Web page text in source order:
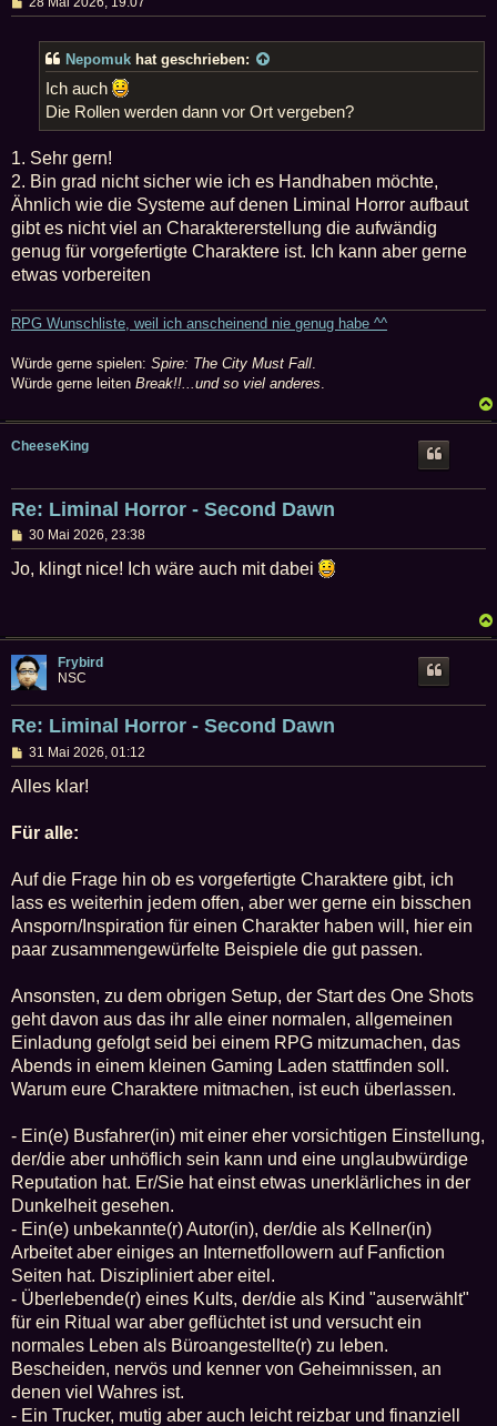
e
Nepomuk hat geschrieben:
Ich auch
Die Rollen werden dann vor Ort vergeben?
1. Sehr gern!
2. Bin grad nicht sicher wie ich es Handhaben möchte,
Ähnlich wie die Systeme auf denen Liminal Horror aufbaut
gibt es nicht viel an Charaktererstellung die aufwändig
genug für vorgefertigte Charaktere ist. Ich kann aber gerne
etwas vorbereiten
RPG Wunschliste, weil ich anscheinend nie genug habe ^^
Würde gerne spielen: Spire: The City Must Fall
Würde gerne leiten Break!!...und so viel anderes
CheeseKing
Re: Liminal Horror - Second Dawn
B
e
i
30 Mai 2026, 23:38
Jo, klingt nice! Ich wäre auch mit dabei
Frybird
NSC
Re: Liminal Horror - Second Dawn
B
e
i
t
a
g
31 Mai 2026, 01:12
Alles klar!
Für alle:
Auf die Frage hin ob es vorgefertigte Charaktere gibt, ich
lass es weiterhin jedem offen, aber wer gerne ein bisschen
Ansporn/Inspiration für einen Charakter haben will, hier ein
paar zusammengewürfelte Beispiele die gut passen.
Ansonsten, zu dem obrigen Setup, der Start des One Shots
geht davon aus das ihr alle einer normalen, allgemeinen
Einladung gefolgt seid bei einem RPG mitzumachen, das
Abends in einem kleinen Gaming Laden stattfinden soll.
Warum eure Charaktere mitmachen, ist euch überlassen.
- Ein(e) Busfahrer(in) mit einer eher vorsichtigen Einstellung,
der/die aber unhöflich sein kann und eine unglaubwürdige
Reputation hat. Er/Sie hat einst etwas unerklärliches in der
Dunkelheit gesehen.
- Ein(e) unbekannte(r) Autor(in), der/die als Kellner(in)
Arbeitet aber einiges an Internetfollowern auf Fanfiction
Seiten hat. Diszipliniert aber eitel.
- Überlebende(r) eines Kults, der/die als Kind "auserwählt"
für ein Ritual war aber geflüchtet ist und versucht ein
normales Leben als Büroangestellte(r) zu leben.
Bescheiden, nervös und kenner von Geheimnissen, an
denen viel Wahres ist.
- Ein Trucker, mutig aber auch leicht reizbar und finanziell